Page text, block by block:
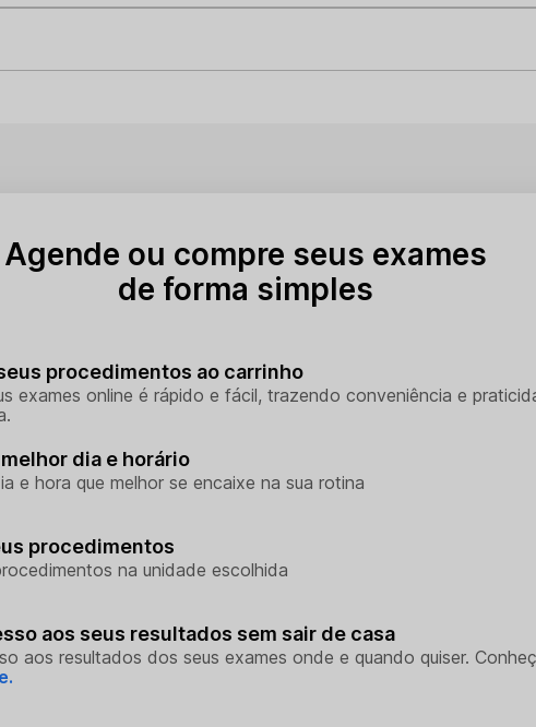
Agende ou compre seus exames
de forma simples
procedimentos ao carrinho
exames online é rápido e fácil, trazendo conveniência e
dia e horário
e hora que melhor se encaixe na sua rotina
procedimentos
na unidade escolhida
aos seus resultados sem sair de casa
aos resultados dos seus exames onde e quando quiser.